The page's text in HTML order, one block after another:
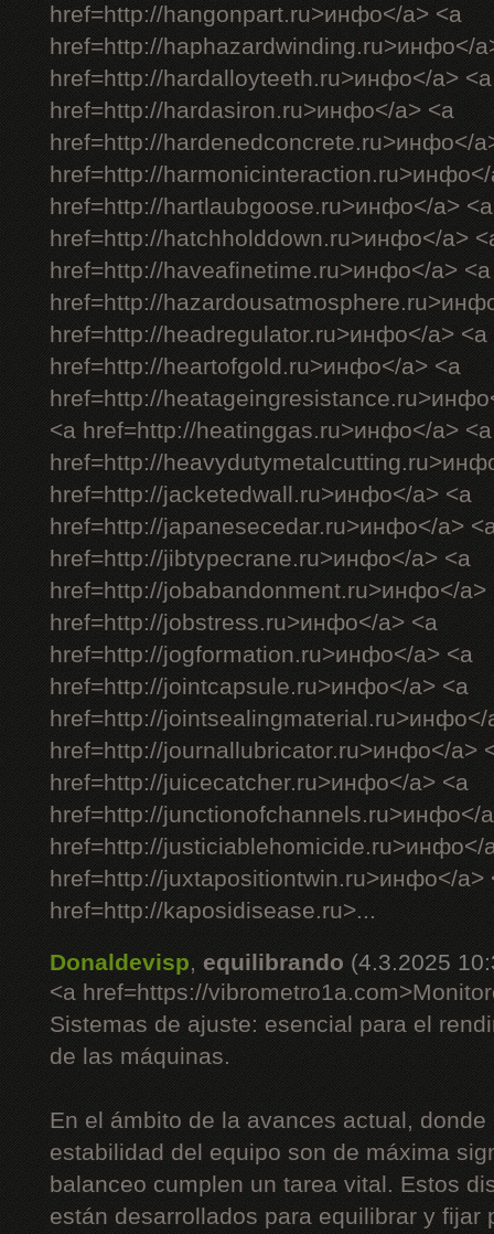
href=http://hangonpart.ru>инфо</a> <a
href=http://haphazardwinding.ru>инфо</
href=http://hardalloyteeth.ru>инфо</a> <a
href=http://hardasiron.ru>инфо</a> <a
href=http://hardenedconcrete.ru>инфо</
href=http://
href=http://hartlaubgoose.ru>инфо</a> <a
href=http://hatchholddown.ru>инфо</a>
href=http://haveafinetime.ru>инфо</a> <a
href=http://
href=http://headregulator.ru>инфо</a> <a
href=http://heartofgold.ru>инфо</a> <a
href=http://
<a href=http://heatinggas.ru>инфо</a> <a
href=http://
href=http://jacketedwall.ru>инфо</a> <a
href=http://japanesecedar.ru>инфо</a>
href=http://jibtypecrane.ru>инфо</a> <a
href=http://jobabandonment.ru>инфо</a>
href=http://jobstress.ru>инфо</a> <a
href=http://jogformation.ru>инфо</a> <a
href=http://jointcapsule.ru>инфо</a> <a
href=http://jointsealingmaterial.ru>инфо</
href=http://journallubricator.ru>инфо</a>
href=http://juicecatcher.ru>инфо</a> <a
href=http://junctionofchannels.ru>инфо</
href=http://justiciablehomicide.ru>инфо</
href=http://juxtapositiontwin.ru>инфо</a>
href=http://kaposidisease.ru>...
Donaldevisp, equilibrando (4.3.2025
<a href=https://
Sistemas de ajuste: esencial para el
de las máquinas.
En el ámbito de la avances actual,
estabilidad del equipo son de máxima
balanceo cumplen un tarea vital. Estos
están desarrollados para equilibrar y fijar